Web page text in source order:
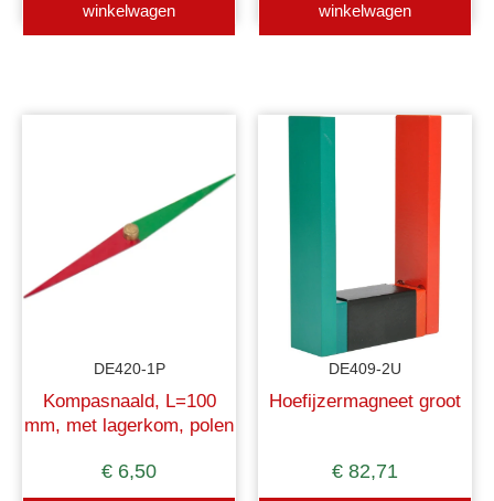
winkelwagen winkelwagen
DE420-1P
Kompasnaald, L=100
mm, met lagerkom, polen
€ 6,50
DE409-2U
Hoefijzermagneet groot
€ 82,71